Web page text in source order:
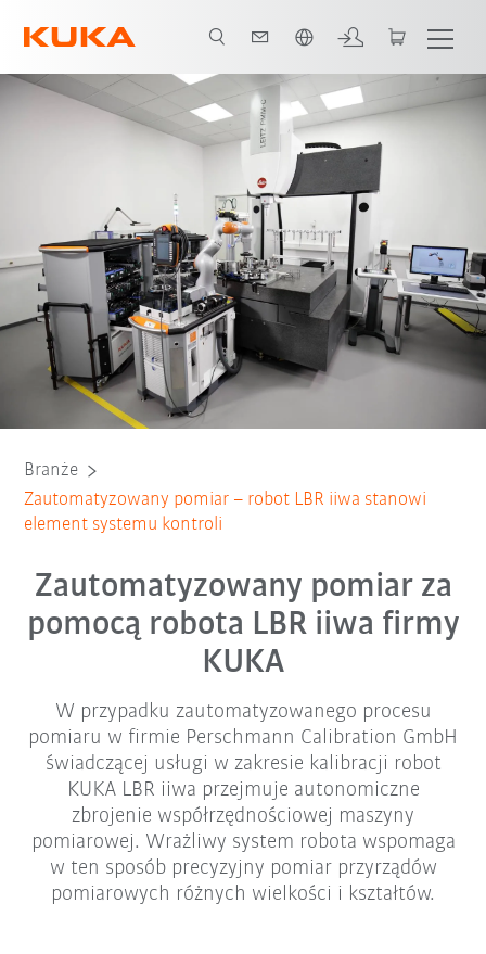
Wszyscy partnerzy systemowi
Branże
Zautomatyzowany pomiar – robot LBR iiwa stanowi
element systemu kontroli
Zautomatyzowany pomiar za
pomocą robota LBR iiwa firmy
KUKA
W przypadku zautomatyzowanego procesu
pomiaru w firmie Perschmann Calibration GmbH
świadczącej usługi w zakresie kalibracji robot
KUKA LBR iiwa przejmuje autonomiczne
zbrojenie współrzędnościowej maszyny
pomiarowej. Wrażliwy system robota wspomaga
w ten sposób precyzyjny pomiar przyrządów
pomiarowych różnych wielkości i kształtów.